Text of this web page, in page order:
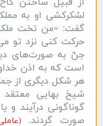
لشکرکشی او به
گفت: «من تخت ملکه
حرکت کنی نزد تو
جنّ به صورت‌های
است که به اذن
هر شکل دیگری از
شیخ بهایی
گوناگونی درآیند و
صورت‌ گردند.
(عاملی،